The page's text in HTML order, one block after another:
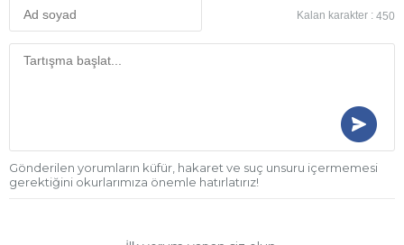
Kalan karakter : 450
Gönderilen yorumların küfür, hakaret ve suç unsuru içermemesi
gerektiğini okurlarımıza önemle hatırlatırız!